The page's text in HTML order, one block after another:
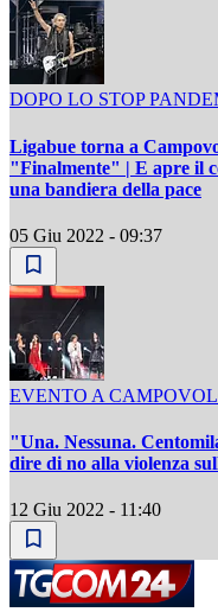
DOPO LO STOP
Ligabue torna a
"Finalmente" | E apre il
una bandiera della pace
05 Giu 2022 - 09:37
EVENTO A
"Una. Nessuna.
dire di no alla violenza
12 Giu 2022 - 11:40